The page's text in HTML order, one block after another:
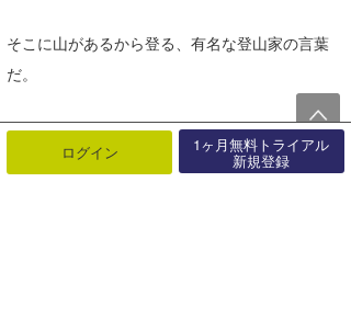
そこに山があるから登る、有名な登山家の言葉
だ。
そこに波があるからパドルアウトする、
ログイン 1ヶ月無料トライアル
新規登録